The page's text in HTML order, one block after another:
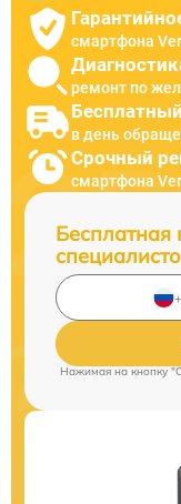
смартфона
ремонт по
в день
Срочный
смартфона
Бесплатная
Нажимая на кнопку